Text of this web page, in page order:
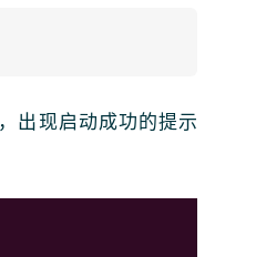
出现启动成功的提示